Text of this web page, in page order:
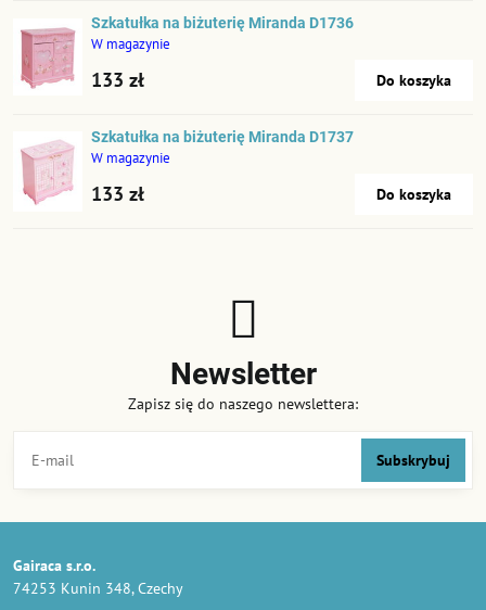
Szkatułka na biżuterię Miranda D1736
W magazynie
133 zł Do koszyka
Szkatułka na biżuterię Miranda D1737
W magazynie
133 zł Do koszyka
Newsletter
Zapisz się do naszego newslettera:
Subskrybuj
Gairaca s.r.o.
74253 Kunin 348, Czechy